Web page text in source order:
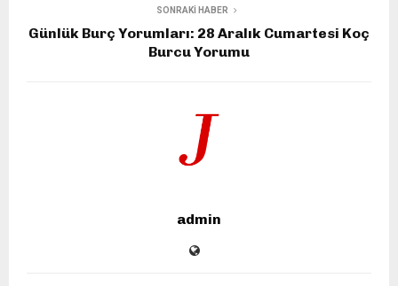
SONRAKI HABER
Günlük Burç Yorumları: 28 Aralık Cumartesi Koç
Burcu Yorumu
admin